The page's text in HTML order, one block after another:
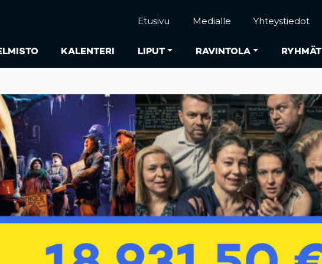
KALENTERI LIPUT RAVINTOLA RYHMÄT
Etusivu Medialle Yhteystiedot